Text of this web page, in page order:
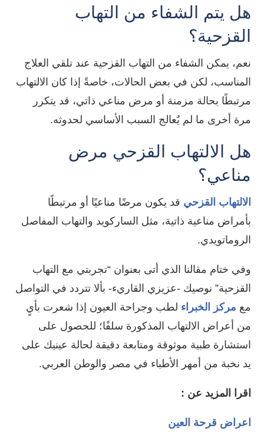
هل يتم الشفاء من التهاب
القزحية؟
نعم، يمكن الشفاء من التهاب القزحية عند تلقي العلاج
المناسب، لكن في بعض الحالات، خاصةً إذا كان الالتهاب
مرتبطًا بحالة مزمنة أو مرض مناعي ذاتي، قد يتكرر
مرة أخرى ما لم يٌعالج السبب الأساسي لحدوثه.
هل الالتهاب القزحي مرض
مناعي؟
الالتهاب القزحي قد يكون مرضًا مناعيًا أو مرتبطًا
بأمراض مناعية ذاتية، مثل الساركويد والتهاب المفاصل
الروماتويدي.
وفي ختام مقالنا الذي أتى بعنوان “تجربتي مع التهاب
القزحية” نوصيك -عزيزي القاريء- بألا تتردد في التواصل
مع مركز الخبراء لطب وجراحة العيون إذا شعرت بأيٍ
من أعراض الالتهاب المذكورة سلفًا؛ للحصول على
استشارة طبية موثوقة ومتابعة دقيقة لحالة عينيك على
يد نخبة من أمهر الأطباء في مصر والوطن العربي.
اقرا المزيد عن :
اعراض قرحة العين